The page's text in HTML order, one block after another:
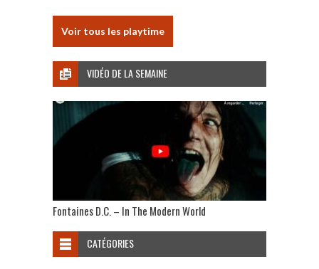
Voir tous les playtime
VIDÉO DE LA SEMAINE
Fontaines D.C. – In The Modern World
CATÉGORIES